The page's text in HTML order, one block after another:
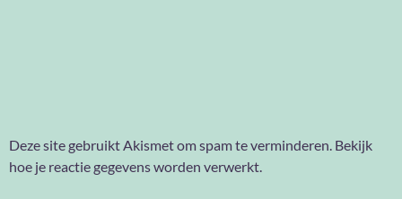
Deze site gebruikt Akismet om spam te verminderen. Bekijk
hoe je reactie gegevens worden verwerkt